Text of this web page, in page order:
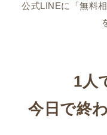
公式LINEに「無料
1人
今日で終